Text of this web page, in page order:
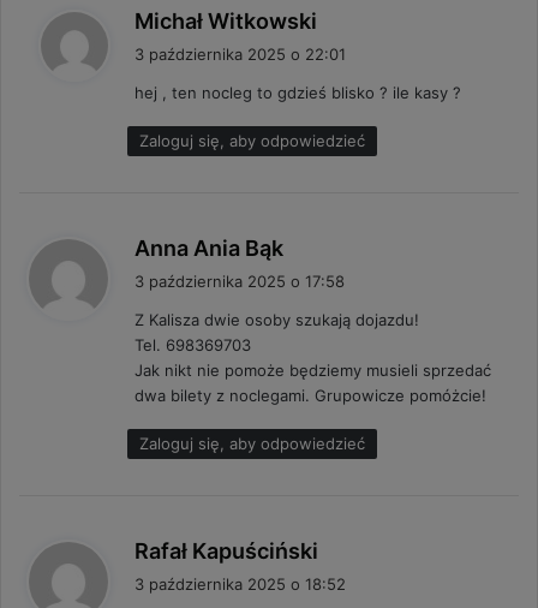
Michał Witkowski
z
e
:
3 października 2025 o 22:01
hej , ten nocleg to gdzieś blisko ? ile kasy ?
Zaloguj się, aby odpowiedzieć
Anna Ania Bąk
z
3 października 2025 o 17:58
Z Kalisza dwie osoby szukają dojazdu!
Tel. 698369703
Jak nikt nie pomoże będziemy musieli sprzedać
dwa bilety z noclegami. Grupowicze pomóżcie!
Zaloguj się, aby odpowiedzieć
Rafał Kapuściński
3 października 2025 o 18:52